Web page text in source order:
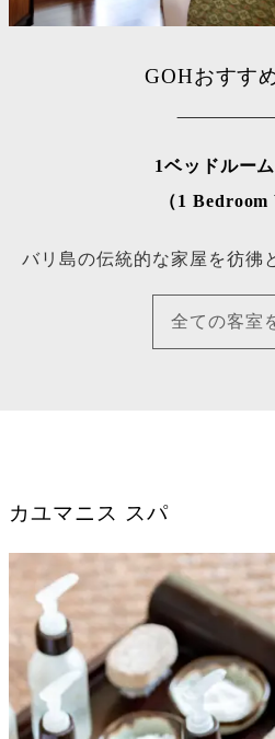
GOHおすす
1ベッドルー
（1 Bedroom
バリ島の伝統的な家屋を彷彿
全ての客室
カユマニス スパ